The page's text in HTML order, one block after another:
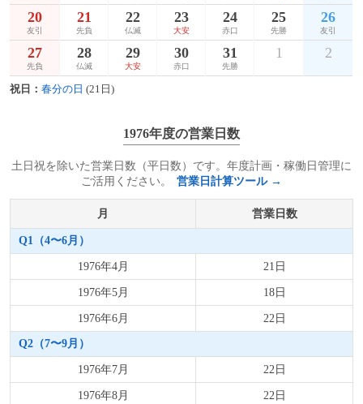
20
友引
21
先負
22
仏滅
23
大安
24
赤口
25
先勝
26
友引
27
先負
28
仏滅
29
大安
30
赤口
31
先勝
1 2
祝日： 春分の日 (21日)
1976年度の営業日数
土日祝を除いた営業日数（平日数）です。年度計画・稼働日管理に
ご活用ください。
営業日計算ツール →
月 営業日数
Q1（4〜6月）
1976年4月
21日
1976年5月
18日
1976年6月
22日
Q2（7〜9月）
1976年7月
22日
1976年8月
22日